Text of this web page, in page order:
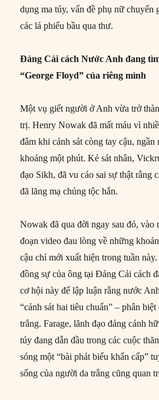
dụng ma túy, vấn đề phụ nữ chuyển
các lá phiếu bầu qua thư.
Đảng Cải cách Nước Anh đang
“George Floyd” của riêng mình
Một vụ giết người ở Anh vừa trở
trị. Henry Nowak đã mất máu vì
đâm khi cảnh sát còng tay cậu, ngần
khoảng một phút. Kẻ sát nhân,
đạo Sikh, đã vu cáo sai sự thật rằng
đã lăng mạ chủng tộc hắn.
Nowak đã qua đời ngay sau đó, vào
đoạn video đau lòng về những
cậu chỉ mới xuất hiện trong tuần
đồng sự của ông tại Đảng Cải cách
cơ hội này để lập luận rằng nước
“cảnh sát hai tiêu chuẩn” – phân
trắng. Farage, lãnh đạo đảng cánh
túy đang dẫn đầu trong các cuộc
sóng một “bài phát biểu khẩn cấp”
sống của người da trắng cũng quan